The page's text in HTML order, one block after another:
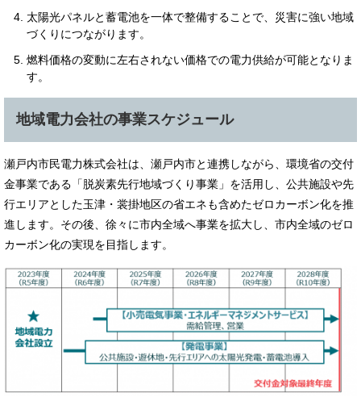
太陽光パネルと蓄電池を一体で整備することで、災害に強い地域
づくりにつながります。
燃料価格の変動に左右されない価格での電力供給が可能となりま
す。
​地域電力会社の事業スケジュール
瀬戸内市民電力株式会社は、瀬戸内市と連携しながら、環境省の交付
金事業である「脱炭素先行地域づくり事業」を活用し、公共施設や先
行エリアとした玉津・裳掛地区の省エネも含めたゼロカーボン化を推
進します。その後、徐々に市内全域へ事業を拡大し、市内全域のゼロ
カーボン化の実現を目指します。